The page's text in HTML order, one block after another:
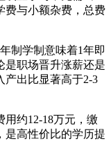
费与小额杂费，总费
制学制意味着1年即
是职场晋升涨薪还是
产出比显著高于2-3
用约12-18万元，缴
是高性价比的学历提